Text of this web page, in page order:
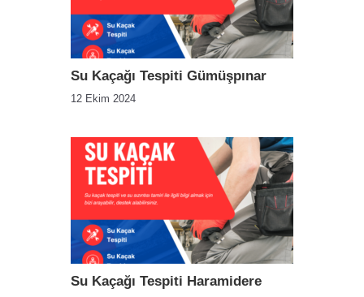
Su Kaçağı Tespiti Gümüşpınar
12 Ekim 2024
Su Kaçağı Tespiti Haramidere